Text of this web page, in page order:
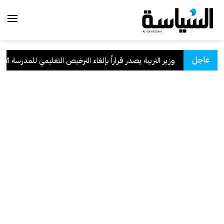
عاجل
. وزير التربية يصدر قراراً بإلغاء الترخيص التعليمي للمدرسة